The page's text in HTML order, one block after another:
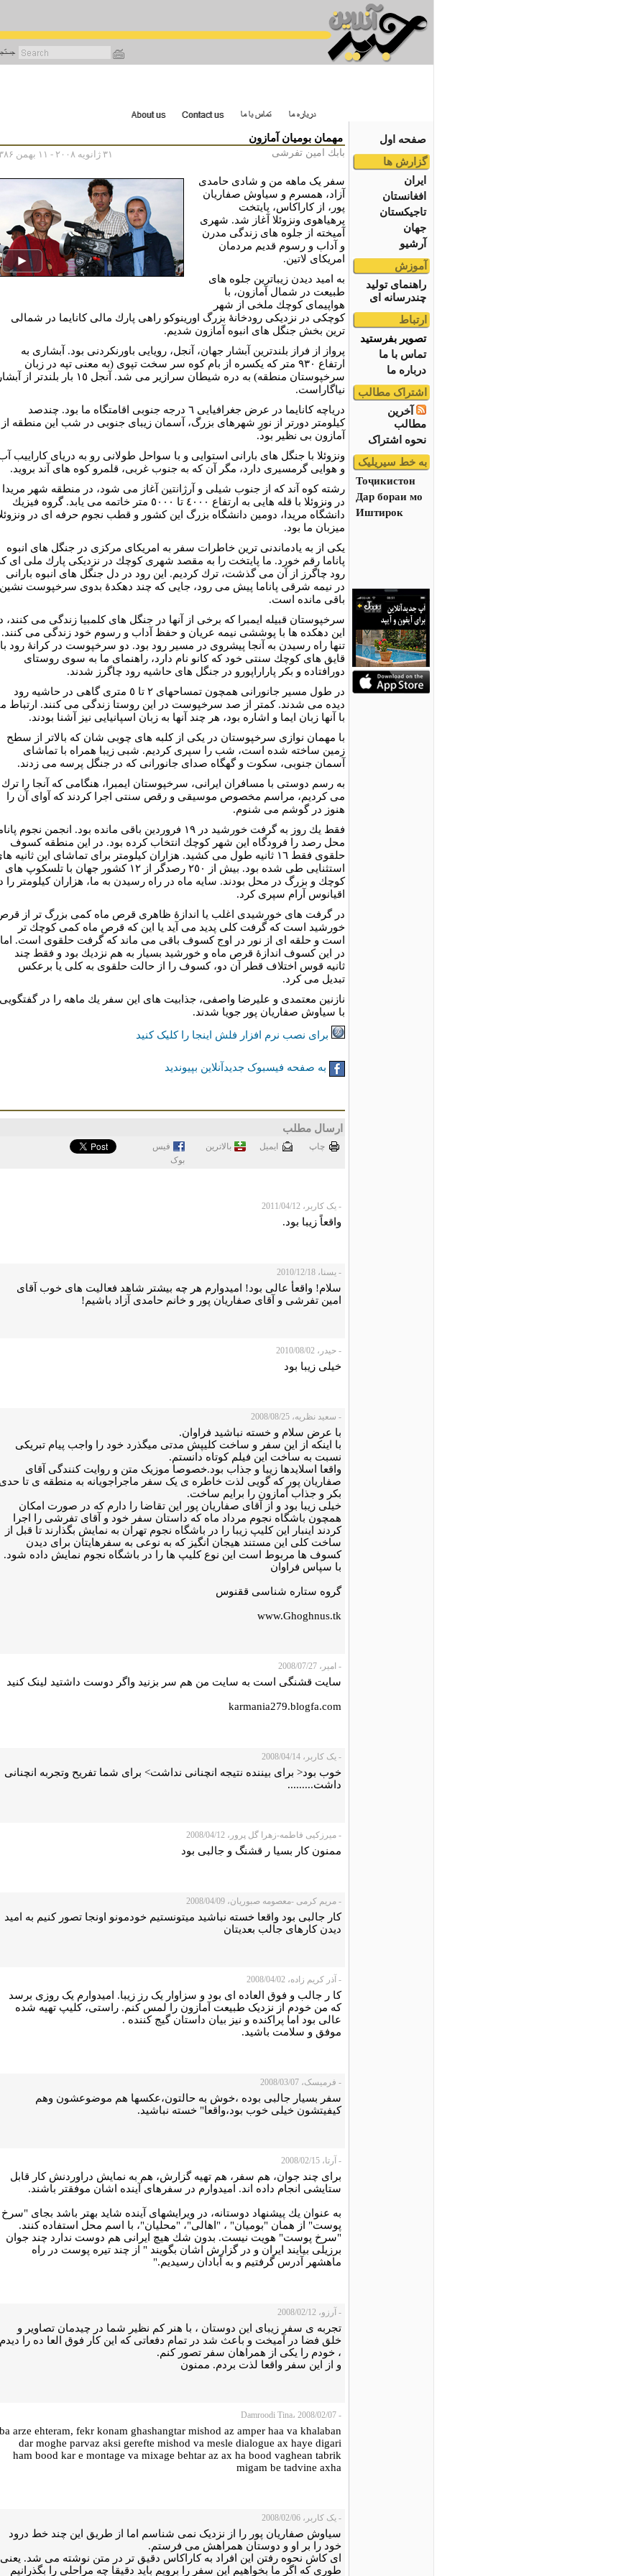
صفحه اول
گزارش ها
ایران
افغانستان
تاجیکستان
جهان
آرشیو
آموزش
راهنمای تولید
چندرسانه ای
ارتباط
تصویر بفرستید
تماس با ما
درباره ما
اشتراک مطالب
آخرین
مطالب
نحوه اشتراک
به خط سیریلیک
Тоҷикистон
Дар бораи мо
Иштирок
مهمان بومیان آمازون
۳۱ ژانویه ۲۰۰۸ - ۱۱ بهمن ۱۳۸۶ بابك امين تفرشى
سفر يک ماهه من و شادى حامدى
آزاد، همسرم و سياوش صفاريان
پور، از كاراكاس، پايتخت
پرهياهوى ونزوئلا آغاز شد. شهرى
آميخته از جلوه هاى زندگى مدرن
و آداب و رسوم قديم مردمان
امريكاى لاتين.
به اميد ديدن زيباترين جلوه هاى
طبيعت در شمال آمازون، با
هواپيماى كوچك ملخى از شهر
كوچكى در نزديكى رودخانۀ بزرگ اورينوكو راهى پارك مالى كانايما در شمالى
ترين بخش جنگل هاى انبوه آمازون شديم.
پرواز از فراز بلندترين آبشار جهان، آنجل، رويايى باورنكردنى بود. آبشارى به
ارتفاع ٩٣٠ متر كه يكسره از بام كوه سر سخت تپوى (به معنى تپه در زبان
سرخپوستان منطقه) به دره شيطان سرازير مى شد. آنجل ١٥ بار بلندتر از آبشار
نياگاراست.
درياچه كانايما در عرض جغرافيايى ٦ درجه جنوبى اقامتگاه ما بود. چندصد
كيلومتر دورتر از نورِِ شهرهاى بزرگ، آسمان زيباى جنوبى در شب اين منطقه از
آمازون بى نظير بود.
ونزوئلا با جنگل هاى بارانى استوايى و با سواحل طولانى رو به درياى كاراييب
و هوايى گرمسيرى دارد، مگر آن كه به جنوب غربى، قلمرو كوه هاى آند برويد.
رشته كوه آند كه از جنوب شيلى و آرژانتين آغاز مى شود، در منطقه شهر مريدا
در ونزوئلا با قله هايى به ارتفاع ٤٠٠٠ تا ٥٠٠٠ متر خاتمه مى يابد. گروه فيزيك
دانشگاه مريدا، دومين دانشگاه بزرگ اين كشور و قطب نجوم حرفه اى در
ميزبان ما بود.
يكى از به يادماندنى ترين خاطرات سفر به امريكاى مركزى در جنگل هاى انبوه
پاناما رقم خورد. ما پايتخت را به مقصد شهرى كوچك در نزديكى پارك ملى اى
رود چاگرز از آن مى گذشت، ترك كرديم. اين رود در دل جنگل هاى انبوه بارانى
در نيمه شرقى پاناما پيش مى رود، جايى كه چند دهكدۀ بدوى سرخپوست نشين
باقى مانده است.
سرخپوستان قبيله ايمبرا كه برخى از آنها در جنگل هاى كلمبيا زندگى مى كنند،
اين دهكده ها با پوششى نيمه عريان و حفظ آداب و رسوم خود زندگى مى كنند.
تنها راه رسيدن به آنجا پيشروى در مسير رود بود. دو سرخپوست در كرانۀ رود با
قايق هاى كوچك سنتى خود كه كانو نام دارد، راهنماى ما به سوى روستاى
دورافتاده و بكر پاراراپورو در جنگل هاى حاشيه رود چاگرز شدند.
در طول مسير جانورانى همچون تمساحهاى ٢ تا ٥ مترى گاهى در حاشيه رود
ديده مى شدند. كمتر از صد سرخپوست در اين روستا زندگى مى كنند. ارتباط
با آنها زبان ايما و اشاره بود، هر چند آنها به زبان اسپانيايى نيز آشنا بودند.
با مهمان نوازى سرخپوستان در يكى از كلبه هاى چوبى شان كه بالاتر از سطح
زمين ساخته شده است، شب را سپرى كرديم. شبى زيبا همراه با تماشاى
آسمان جنوبى، سكوت و گهگاه صداى جانورانى كه در جنگل پرسه مى زدند.
به رسم دوستى با مسافران ايرانى، سرخپوستان ايمبرا، هنگامى كه آنجا را ترك
مى كرديم، مراسم مخصوص موسيقى و رقص سنتى اجرا كردند كه آواى آن را
هنوز در گوشم مى شنوم.
فقط يك روز به گرفت خورشيد در ١٩ فروردين باقى مانده بود. انجمن نجوم
محل رصد را فرودگاه اين شهر كوچك انتخاب كرده بود. در اين منطقه كسوف
حلقوى فقط ١٦ ثانيه طول مى كشيد. هزاران كيلومتر براى تماشاى اين ثانيه
استثنايى طى شده بود. بيش از ٢٥٠ رصدگر از ١٢ كشور جهان با تلسكوپ هاى
كوچك و بزرگ در محل بودند. سايه ماه در راه رسيدن به ما، هزاران كيلومتر را
اقيانوس آرام سپرى كرد.
در گرفت هاى خورشيدى اغلب يا اندازۀ ظاهرى قرص ماه كمى بزرگ تر از
خورشيد است كه گرفت كلى پديد مى آيد يا اين كه قرص ماه كمى كوچك تر
است و حلقه اى از نور در اوج كسوف باقى مى ماند كه گرفت حلقوى است. اما
در اين كسوف اندازۀ قرص ماه و خورشيد بسيار به هم نزديك بود و فقط چند
ثانيه قوس اختلاف قطر آن دو، كسوف را از حالت حلقوى به كلى يا برعكس
تبديل مى كرد.
نازنين معتمدى و عليرضا واصفى، جذابيت هاى اين سفر يك ماهه را در گفتگويى
با سياوش صفاريان پور جويا شدند.
برای نصب نرم افزار فلش اینجا را کلیک کنید
به صفحه فیسبوک جدیدآنلاین بپیوندید
ارسال مطلب
چاپ ايميل بالاترین
فيس
بوک
- یک کاربر، 2011/04/12
واقعاً زیبا بود.
- یسنا، 2010/12/18
سلام! واقعأ عالی بود! امیدوارم هر چه بیشتر شاهد فعالیت های خوب آقای
امین تفرشی و آقای صفاریان پور و خانم حامدی آزاد باشیم!
- حیدر، 2010/08/02
خیلی زیبا بود
- سعید نظریه، 2008/08/25
با عرض سلام و خسته نباشید فراوان.
با اینکه از این سفر و ساخت کلیپش مدتی میگذرد خود را واجب پیام تبریکی
نسبت به ساخت این فیلم کوتاه دانستم.
واقعا اسلایدها زیبا و جذاب بود.خصوصا موزیک متن و روایت کنندگی آقای
صفاریان پور که گویی لذت خاطره ی یک سفر ماجراجویانه به منطقه ی تا حدی
بکر و جذاب آمازون را برایم ساخت.
خیلی زیبا بود و از آقای صفاریان پور این تقاضا را دارم که در صورت امکان
همچون باشگاه نجوم مرداد ماه که داستان سفر خود و آقای تفرشی را اجرا
کردند اینبار این کلیپ زیبا را در باشگاه نجوم تهران به نمایش بگذارند تا قبل از
ساخت کلی این مستند هیجان انگیز که به نوعی به سفرهایتان برای دیدن
کسوف ها مربوط است این نوع کلیپ ها را در باشگاه نجوم نمايش داده شود.
با سپاس فراوان
گروه ستاره شناسی ققنوس
www.Ghoghnus.tk
- امیر، 2008/07/27
سایت قشنگی است به سایت من هم سر بزنید واگر دوست داشتید لینک کنید
karmania279.blogfa.com
- یک کاربر، 2008/04/14
خوب بود< برای بیننده نتیجه انچنانی نداشت> برای شما تفریح وتجربه انچنانی
داشت.........
- میرزکیی فاطمه-زهرا گل پرور، 2008/04/12
ممنون کار بسیا ر قشنگ و جالبی بود
- مریم کرمی -معصومه صبوریان، 2008/04/09
کار جالبی بود واقعا خسته نباشید میتونستیم خودمونو اونجا تصور کنیم به امید
دیدن کارهای جالب بعدیتان
- آذر کریم زاده، 2008/04/02
کا ر جالب و فوق العاده ای بود و سزاوار یک رز زیبا. امیدوارم یک روزی برسد
که من خودم از نزدیک طبیعت آمازون را لمس کنم. راستی، کلیپ تهیه شده
عالی بود اما پراکنده و نیز بیان داستان گیج کننده .
موفق و سلامت باشید.
- فرمیسک، 2008/03/07
سفر بسیار جالبی بوده ،خوش به حالتون،عکسها هم موضوعشون وهم
کیفیتشون خیلی خوب بود،واقعا" خسته نباشید.
- آرتا، 2008/02/15
برای چند جوان، هم سفر، هم تهیه گزارش، هم به نمایش دراوردنش كار قابل
ستایشی انجام داده اند. امیدوارم در سفرهای آینده اشان موفقتر باشند.
به عنوان یك پیشنهاد دوستانه، در ویرایشهای آینده شاید بهتر باشد بجای "سرخ
پوست" از همان "بومیان" ، "اهالی"، "محلیان"، با اسم محل استفاده كنند.
"سرخ پوست" هویت نیست. بدون شك هیچ ایرانی هم دوست ندارد چند جوان
برزیلی بیایند ایران و در گزارش اشان بگویند " از چند تیره پوست در راه
ماهشهر آدرس گرفتیم و به آبادان رسیدیم."
- آرزو، 2008/02/12
تجربه ی سفر زیبای این دوستان ، با هنر کم نظیر شما در چیدمان تصاویر و
خلق فضا در آمیخت و باعث شد در تمام دفعاتی که این کار فوق العا ده را دیدم
، خودم را یکی از همراهان سفر تصور کنم.
و از این سفر واقعا لذت بردم. ممنون
- Damroodi Tina، 2008/02/07
ba arze ehteram, fekr konam ghashangtar mishod az amper haa va khalaban
dar moghe parvaz aksi gerefte mishod va mesle dialogue ax haye digari
ham bood kar e montage va mixage behtar az ax ha bood vaghean tabrik
migam be tadvine axha
- یک کاربر، 2008/02/06
سیاوش صفاریان پور را از نزدیک نمی شناسم اما از طریق این چند خط درود
خود را بر او و دوستان همراهش می فرستم.
ای کاش نحوه رفتن این افراد به کاراکاس دقیق تر در متن نوشته می شد. یعنی
طوری که اگر ما بخواهیم این سفر را برویم باید دقیقا چه مراحلی را بگذرانیم